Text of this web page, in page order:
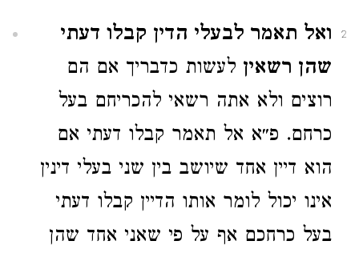
2
ואל תאמר לבעלי הדין קבלו דעתי
שהן רשאין לעשות כדבריך אם הם
רוצים ולא אתה רשאי להכריחם בעל
כרחם. פ״א אל תאמר קבלו דעתי אם
הוא דיין אחד שיושב בין שני בעלי דינין
אינו יכול לומר אותו הדיין קבלו דעתי
בעל כרחכם אף על פי שאני אחד שהן